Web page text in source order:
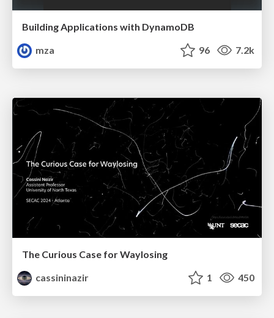
Building Applications with DynamoDB
mza
96 7.2k
The Curious Case for Waylosing
cassininazir
1 450